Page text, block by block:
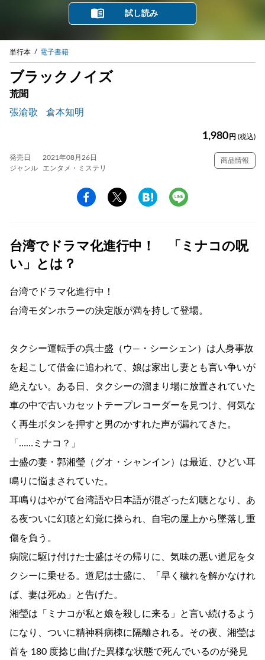
試し読み
単行本 電子書籍
ブラックノイズ
荒聞
張渝歌
倉本知明
1,980 円 (税込)
発売日
2021年08月26日
ジャンル
エンタメ・ミステリ
商品情報
台湾でドラマ化進行中！ 「ミナコの呪
い」とは？
台湾でドラマ化進行中！
台湾モダンホラーの決定版が満を持して登場。
タクシー運転手の呉士盛（ウ―・シーシェン）は人身事故
を起こして借金に追われて、娘は家出し妻とも言い争いが
絶えない。ある日、タクシーの溜まり場に放置されていた
車の中で古いカセットテープレコーダーを見つけ、何気な
く再生ボタンを押すと男のかすれた声が漏れてきた。
「……ミナコ？」
士盛の妻・郭湘瑩（グオ・シャンイン）は最近、ひどい耳
鳴りに悩まされていた。
耳鳴りはやがて台湾語や日本語が混ざった幻聴となり、あ
る夜ついに幻聴と幻覚に操られ、自宅の屋上から墜落し重
傷を負う。
病院に駆け付けた士盛はその帰りに、気味の悪い道尼をタ
クシーに乗せる。道尼は士盛に、「早く穢れを解かなけれ
ば、妻は死ぬ」と告げた。
湘瑩は「ミナコが私と娘を殺しに来る」と言い続けるよう
になり、ついに精神科病棟に隔離される。その夜、湘瑩は
首を 180 度捻じ曲げた異様な状態で死んでいるのが発見